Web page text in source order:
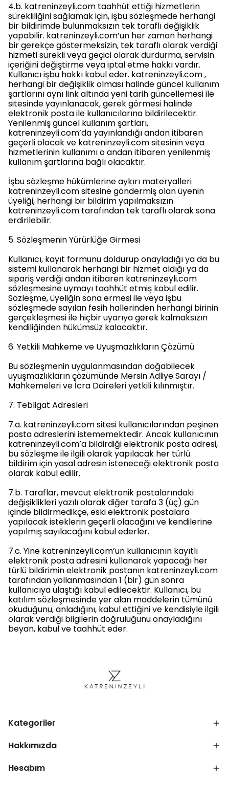
4.b. katreninzeyli.com taahhüt ettiği hizmetlerin
sürekliliğini sağlamak için, işbu sözleşmede herhangi
bir bildirimde bulunmaksızın tek taraflı değişiklik
yapabilir. katreninzeyli.com’un her zaman herhangi
bir gerekçe göstermeksizin, tek taraflı olarak verdiği
hizmeti sürekli veya geçici olarak durdurma, servisin
içeriğini değiştirme veya iptal etme hakkı vardır.
Kullanıcı işbu hakkı kabul eder. katreninzeyli.com ,
herhangi bir değişiklik olması halinde güncel kullanım
şartlarını aynı link altında yeni tarih güncellemesi ile
sitesinde yayınlanacak, gerek görmesi halinde
elektronik posta ile kullanıcılarına bildirilecektir.
Yenilenmiş güncel kullanım şartları,
katreninzeyli.com’da yayınlandığı andan itibaren
geçerli olacak ve katreninzeyli.com sitesinin veya
hizmetlerinin kullanımı o andan itibaren yenilenmiş
kullanım şartlarına bağlı olacaktır.
İşbu sözleşme hükümlerine aykırı materyalleri
katreninzeyli.com sitesine göndermiş olan üyenin
üyeliği, herhangi bir bildirim yapılmaksızın
katreninzeyli.com tarafından tek taraflı olarak sona
erdirilebilir.
5. Sözleşmenin Yürürlüğe Girmesi
Kullanıcı, kayıt formunu doldurup onayladığı ya da bu
sistemi kullanarak herhangi bir hizmet aldığı ya da
sipariş verdiği andan itibaren katreninzeyli.com
sözleşmesine uymayı taahhüt etmiş kabul edilir.
Sözleşme, üyeliğin sona ermesi ile veya işbu
sözleşmede sayılan fesih hallerinden herhangi birinin
gerçekleşmesi ile hiçbir uyarıya gerek kalmaksızın
kendiliğinden hükümsüz kalacaktır.
6. Yetkili Mahkeme ve Uyuşmazlıkların Çözümü
Bu sözleşmenin uygulanmasından doğabilecek
uyuşmazlıkların çözümünde Mersin Adliye Sarayı /
Mahkemeleri ve İcra Daireleri yetkili kılınmıştır.
7. Tebligat Adresleri
7.a. katreninzeyli.com sitesi kullanıcılarından peşinen
posta adreslerini istememektedir. Ancak kullanıcının
katreninzeyli.com’a bildirdiği elektronik posta adresi,
bu sözleşme ile ilgili olarak yapılacak her türlü
bildirim için yasal adresin isteneceği elektronik posta
olarak kabul edilir.
7.b. Taraflar, mevcut elektronik postalarındaki
değişiklikleri yazılı olarak diğer tarafa 3 (üç) gün
içinde bildirmedikçe, eski elektronik postalara
yapılacak isteklerin geçerli olacağını ve kendilerine
yapılmış sayılacağını kabul ederler.
7.c. Yine katreninzeyli.com’un kullanıcının kayıtlı
elektronik posta adresini kullanarak yapacağı her
türlü bildirimin elektronik postanın katreninzeyli.com
tarafından yollanmasından 1 (bir) gün sonra
kullanıcıya ulaştığı kabul edilecektir. Kullanıcı, bu
katılım sözleşmesinde yer alan maddelerin tümünü
okuduğunu, anladığını, kabul ettiğini ve kendisiyle ilgili
olarak verdiği bilgilerin doğruluğunu onayladığını
beyan, kabul ve taahhüt eder.
Kategoriler
Hakkımızda
Hesabım